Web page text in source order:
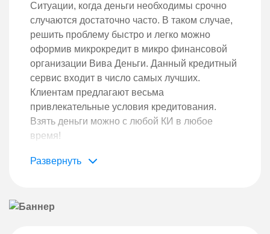
Ситуации, когда деньги необходимы срочно
случаются достаточно часто. В таком случае,
решить проблему быстро и легко можно
оформив микрокредит в микро финансовой
организации Вива Деньги. Данный кредитный
сервис входит в число самых лучших.
Клиентам предлагают весьма
привлекательные условия кредитования.
Взять деньги можно с любой КИ в любое
время!
Особенности
конкурентов предлагает соискателям